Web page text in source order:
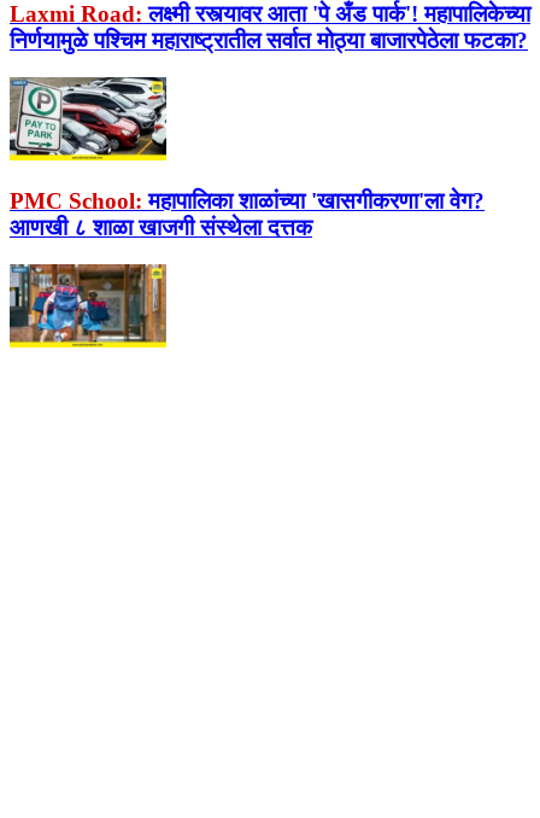
Laxmi Road: लक्ष्मी रस्त्यावर आता 'पे अँड पार्क'! महापालिकेच्या
निर्णयामुळे पश्चिम महाराष्ट्रातील सर्वात मोठ्या बाजारपेठेला फटका?
PMC School: महापालिका शाळांच्या 'खासगीकरणा'ला वेग?
आणखी ८ शाळा खाजगी संस्थेला दत्तक